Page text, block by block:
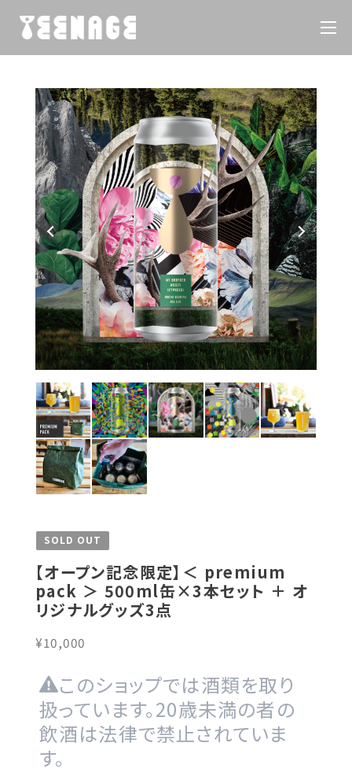
SOLD OUT
【オープン記念限定】＜ premium
pack ＞ 500ml缶×3本セット ＋ オ
リジナルグッズ3点
¥10,000
このショップでは酒類を取り
扱っています。20歳未満の者の
飲酒は法律で禁止されていま
す。